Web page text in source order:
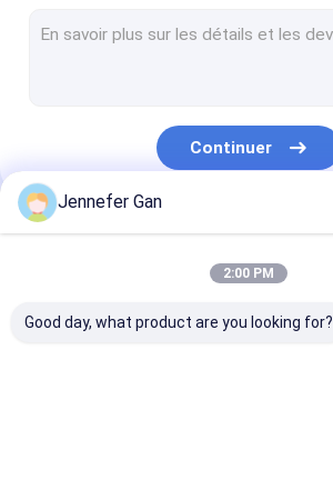
Acrylique résistant aux chocs
Feuille acrylique pour aquarium
feuille acrylique givrée
Continuer
Nos Catégories
Jennefer Gan
2:00 PM
Good day, what product are you looking for?